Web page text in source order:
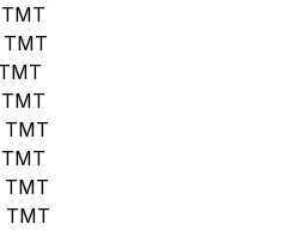
TMT
TMT
TMT
TMT
TMT
TMT
TMT
TMT